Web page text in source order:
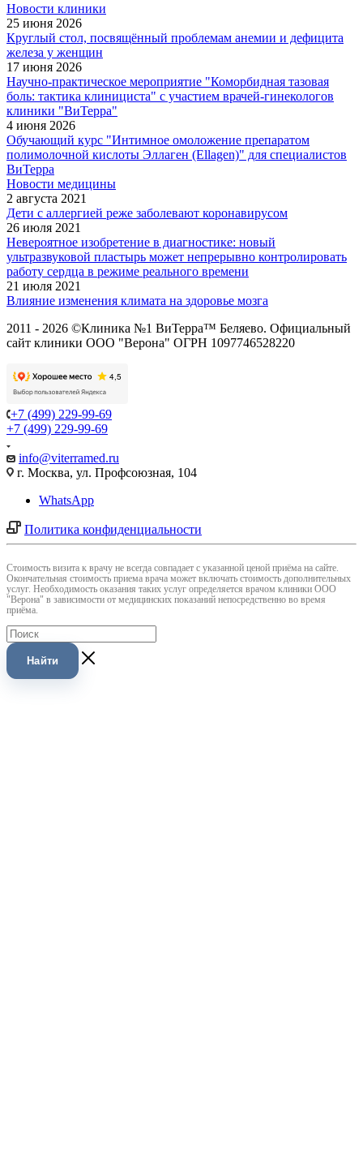
Новости клиники
25 июня 2026
Круглый стол, посвящённый проблемам анемии и дефицита
железа у женщин
17 июня 2026
Научно-практическое мероприятие "Коморбидная тазовая
боль: тактика клинициста" с участием врачей-гинекологов
клиники "ВиТерра"
4 июня 2026
Обучающий курс "Интимное омоложение препаратом
полимолочной кислоты Эллаген (Ellagen)" для специалистов
ВиТерра
Новости медицины
2 августа 2021
Дети с аллергией реже заболевают коронавирусом
26 июля 2021
Невероятное изобретение в диагностике: новый
ультразвуковой пластырь может непрерывно контролировать
работу сердца в режиме реального времени
21 июля 2021
Влияние изменения климата на здоровье мозга
2011 - 2026 ©Клиника №1 ВиТерра™ Беляево. Официальный
сайт клиники ООО "Верона" ОГРН 1097746528220
+7 (499) 229-99-69
+7 (499) 229-99-69
info@viterramed.ru
г. Москва, ул. Профсоюзная, 104
WhatsApp
Политика конфиденциальности
Cтоимость визита к врачу не всегда совпадает с указанной ценой приёма на сайте.
Окончательная стоимость приема врача может включать стоимость дополнительных
услуг. Необходимость оказания таких услуг определяется врачом клиники ООО
"Верона" в зависимости от медицинских показаний непосредственно во время
приёма.
Найти